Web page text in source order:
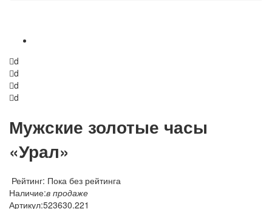
d
d
d
d
Мужские золотые часы
«Урал»
Рейтинг: Пока без рейтинга
Наличие:в продаже
Артикул:523630.221